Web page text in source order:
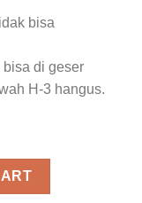
bisa
bisa di geser
H-3 hangus.
quantity